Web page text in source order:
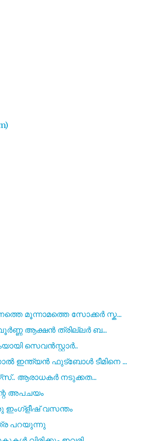
മൂന്നാമത്തെ സോക്കർ സ്ക...
ആക്ഷൻ ത്രില്ലർ ബ...
സെവൻസ്റ്റാർ..
ഇന്ത്യൻ ഫുട്‍ബോൾ ടീമിനെ ...
ആരാധകർ നടുക്കത...
അപചയം
ഇംഗ്ളീഷ് വസന്തം
പറയുന്നു